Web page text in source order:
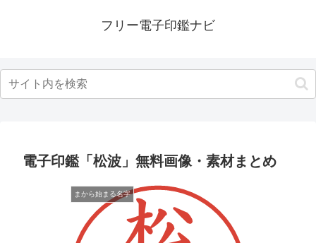
フリー電子印鑑ナビ
電子印鑑「松波」無料画像・素材まとめ
まから始まる名字